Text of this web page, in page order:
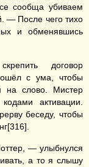
сообща убиваем
— После чего тихо
и обменявшись
договор
с ума, чтобы
на слово. Мистер
активации.
беседу, чтобы
— улыбнулся
а то я слышу